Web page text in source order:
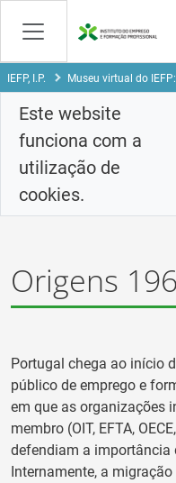
Saltar
para
conteúdo
principal
IEFP, I.P. Museu virtual do
Este website
funciona com a
utilização de
cookies.
Origens
Portugal chega ao início
público de emprego e
em que as organizações
membro (OIT, EFTA,
defendiam a importância
Internamente, a